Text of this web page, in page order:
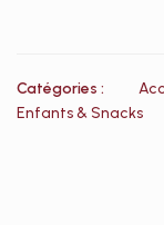
Catégories :
Enfants & Snacks